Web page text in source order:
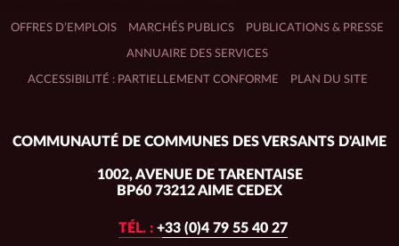
OFFRES D’EMPLOIS MARCHÉS PUBLICS PUBLICATIONS & PRESSE
ANNUAIRE DES SERVICES
ACCESSIBILITÉ : PARTIELLEMENT CONFORME PLAN DU SITE
Adresse
COMMUNAUTÉ DE COMMUNES DES VERSANTS D'AIME
1002, AVENUE DE TARENTAISE
BP60 73212 AIME CEDEX
TÉL. :+33 (0)4 79 55 40 27